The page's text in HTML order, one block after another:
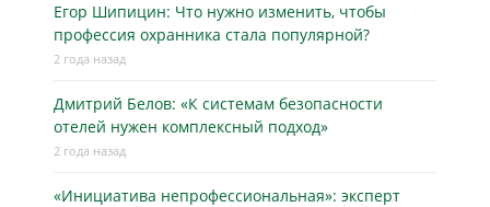
Егор Шипицин: Что нужно изменить, чтобы
профессия охранника стала популярной?
2 года назад
Дмитрий Белов: «К системам безопасности
отелей нужен комплексный подход»
2 года назад
«Инициатива непрофессиональная»: эксперт